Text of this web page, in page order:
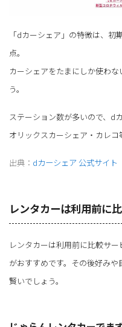
「dカーシェア」の特徴は、初
点。
カーシェアをたまにしか使わ
う。
ステーション数が多いので、d
オリックスカーシェア・カレコ
出典： dカーシェア 公式サイト
レンタカーは利用前に
レンタカーは利用前に比較サ
がおすすめです。その後好み
賢いでしょう。